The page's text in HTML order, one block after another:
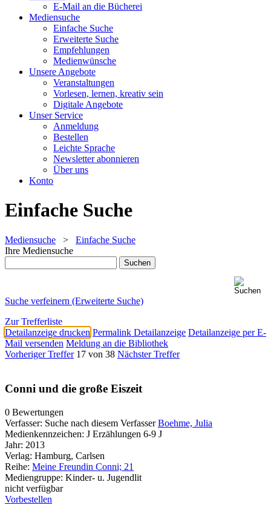
E-Mail an die Bücherei
Mediensuche
Einfache Suche
Erweiterte Suche
Empfehlungen
Medienwünsche
Unsere Angebote
Veranstaltungen
Vorlesen, lernen, kreativ sein
Digitale Angebote
Unser Service
Anmeldung
Bestellen
Leichte Sprache
Newsletter abonnieren
Über uns
Konto
Einfache Suche
Mediensuche > Einfache Suche
Ihre Mediensuche
Suche verfeinern (Erweiterte Suche)
Zur Trefferliste
Detailanzeige drucken Permalink Detailanzeige Detailanzeige per E-
Mail versenden Meldung an die Bibliothek
Vorheriger Treffer 17 von 38 Nächster Treffer
Conni und die große Eiszeit
0 Bewertungen
Verfasser: Suche nach diesem Verfasser Boehme, Julia
Medienkennzeichen: J Erzählungen 6-9 J
Jahr: 2013
Verlag: Hamburg, Carlsen
Reihe: Meine Freundin Conni; 21
Mediengruppe: Kinder- u. Jugendlit
nicht verfügbar
Vorbestellen